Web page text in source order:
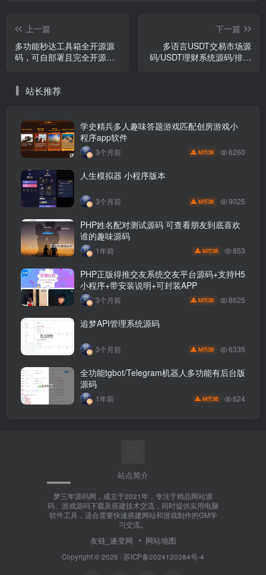
上一篇
多功能秒达工具箱全开源源
码，可自部署且完全开源的
下一篇
多语言USDT交易市场源
码/USDT理财系统源码/排单
站长推荐
学史精兵多人趣味答题游戏匹配创房游戏小
程序app软件
3个月前 M币38 6260
人生模拟器 小程序版本
3个月前 M币38 9025
PHP姓名配对测试源码 可查看朋友到底喜欢
谁的趣味源码
1年前 M币38 853
PHP正版得推交友系统交友平台源码+支持H5
小程序+带安装说明+可封装APP
3个月前 M币38 8625
追梦API管理系统源码
3个月前 M币38 6335
全功能tgbot/Telegram机器人多功能有后台版
源码
1年前 M币38 624
站点简介
梦三年源码网，成立于2021年，专注于精品网站源
码、游戏源码下载及搭建技术交流，同时提供实用电脑
软件工具，适合需要快速搭建网站和游戏制作的GM学
习交流。
友链_遂变网 网站地图
Copyright © 2025 · 苏ICP备2024120384号-4